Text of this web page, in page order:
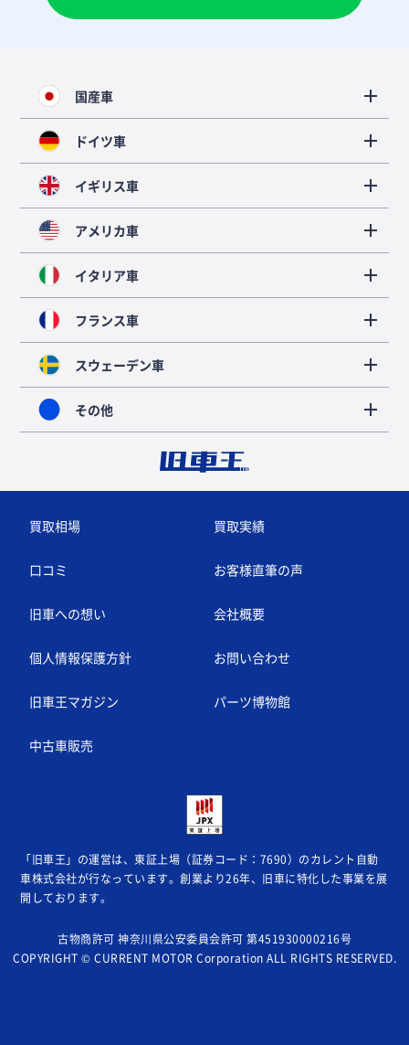
国産車
ドイツ車
イギリス車
アメリカ車
イタリア車
フランス車
スウェーデン車
その他
買取相場 買取実績
口コミ お客様直筆の声
旧車への想い 会社概要
個人情報保護方針 お問い合わせ
旧車王マガジン パーツ博物館
中古車販売
「旧車王」の運営は、東証上場（証券コード：7690）のカレント自動
車株式会社が行なっています。創業より26年、旧車に特化した事業を展
開しております。
古物商許可 神奈川県公安委員会許可 第451930000216号
COPYRIGHT © CURRENT MOTOR Corporation ALL RIGHTS RESERVED.